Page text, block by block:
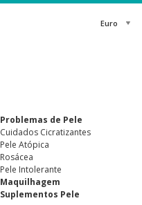
Euro
Problemas de Pele
Cuidados Cicratizantes
Pele Atópica
Rosácea
Pele Intolerante
Maquilhagem
Suplementos Pele